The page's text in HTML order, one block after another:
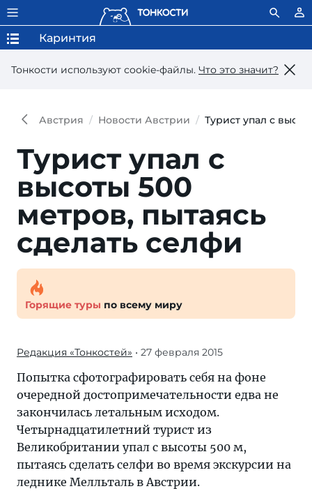
Тонкости используют сookie-файлы. Что это значит?
Каринтия
Австрия Новости Австрии Турист упал с
Турист упал с
высоты 500
метров, пытаясь
сделать селфи
Горящие туры по всему миру
Редакция «Тонкостей» • 27 февраля 2015
Попытка сфотографировать себя на фоне
очередной достопримечательности едва не
закончилась летальным исходом.
Четырнадцатилетний турист из
Великобритании упал с высоты 500 м,
пытаясь сделать селфи во время экскурсии на
леднике Мелльталь в Австрии.